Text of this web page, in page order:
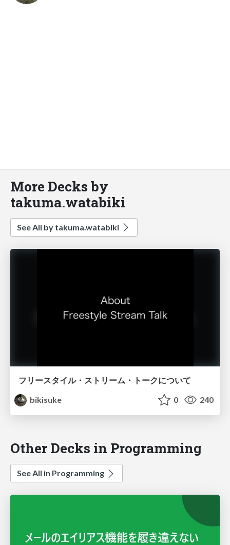
More Decks by
takuma.watabiki
See All by takuma.watabiki
フリースタイル・ストリーム・トークについて
bikisuke
0 240
Other Decks in Programming
See All in Programming